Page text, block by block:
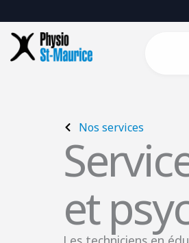
to
content
Nos services
et